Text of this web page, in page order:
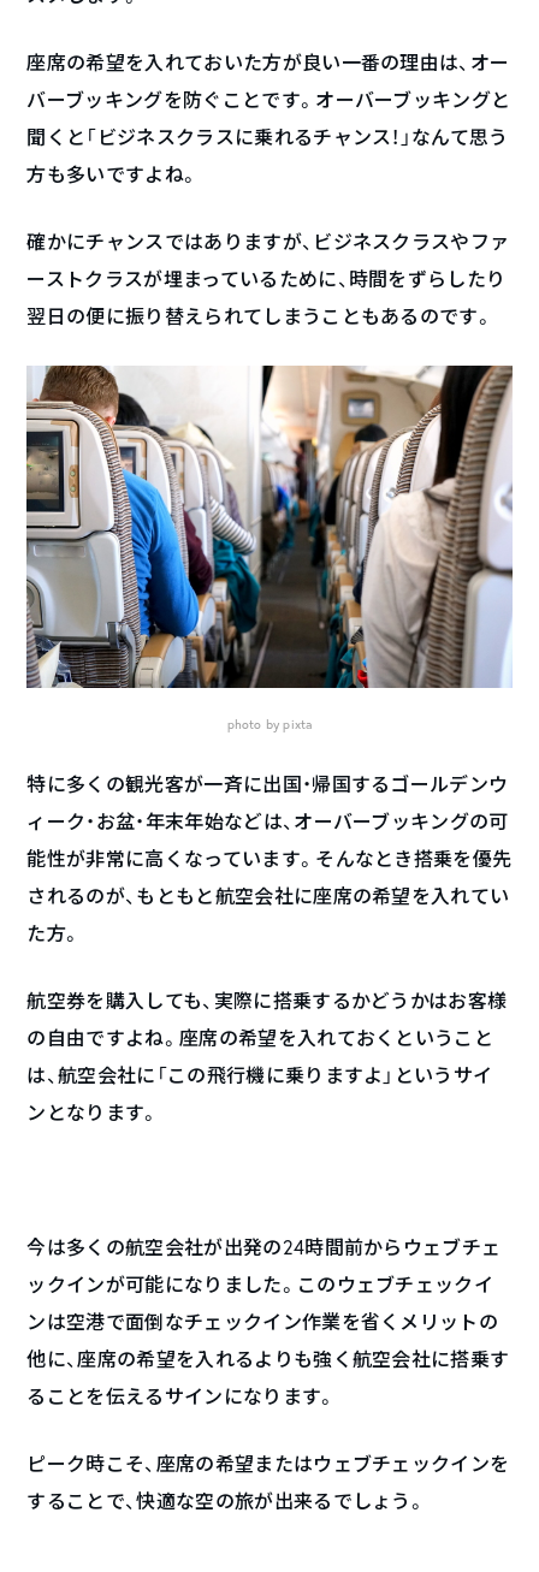
座席の希望を入れておいた方が良い一番の理由は、オー
バーブッキングを防ぐことです。オーバーブッキングと
聞くと「ビジネスクラスに乗れるチャンス！」なんて思う
方も多いですよね。
確かにチャンスではありますが、ビジネスクラスやファ
ーストクラスが埋まっているために、時間をずらしたり
翌日の便に振り替えられてしまうこともあるのです。
photo by pixta
特に多くの観光客が一斉に出国・帰国するゴールデンウ
ィーク・お盆・年末年始などは、オーバーブッキングの可
能性が非常に高くなっています。そんなとき搭乗を優先
されるのが、もともと航空会社に座席の希望を入れてい
た方。
航空券を購入しても、実際に搭乗するかどうかはお客様
の自由ですよね。座席の希望を入れておくということ
は、航空会社に「この飛行機に乗りますよ」というサイ
ンとなります。
今は多くの航空会社が出発の24時間前からウェブチェ
ックインが可能になりました。このウェブチェックイ
ンは空港で面倒なチェックイン作業を省くメリットの
他に、座席の希望を入れるよりも強く航空会社に搭乗す
ることを伝えるサインになります。
ピーク時こそ、座席の希望またはウェブチェックインを
することで、快適な空の旅が出来るでしょう。